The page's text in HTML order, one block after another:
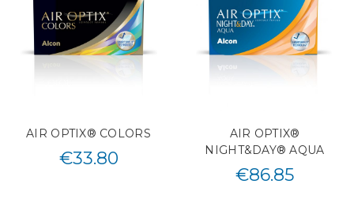
AIR OPTIX® COLORS
€33.80
AIR OPTIX®
NIGHT&DAY® AQUA
€86.85